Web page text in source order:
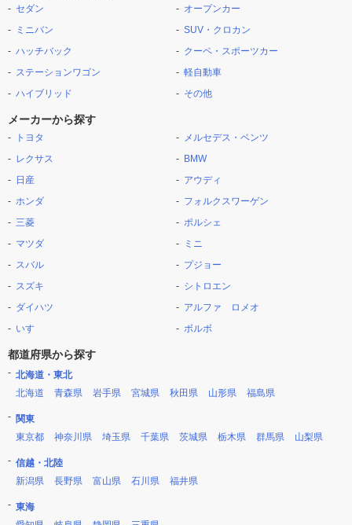
セダン
ミニバン
ハッチバック
ステーションワゴン
ハイブリッド
オープンカー
SUV・クロカン
クーペ・スポーツカー
軽自動車
その他
メーカーから探す
トヨタ
レクサス
日産
ホンダ
三菱
マツダ
スバル
スズキ
ダイハツ
いすゞ
メルセデス・ベンツ
BMW
アウディ
フォルクスワーゲン
ポルシェ
ミニ
プジョー
シトロエン
アルファ ロメオ
ボルボ
都道府県から探す
北海道・東北
北海道
青森県 岩手県 宮城県 秋田県 山形県 福島県
関東
東京都
神奈川県 埼玉県 千葉県 茨城県 栃木県 群馬県 山梨県
信越・北陸
新潟県
長野県 富山県 石川県 福井県
東海